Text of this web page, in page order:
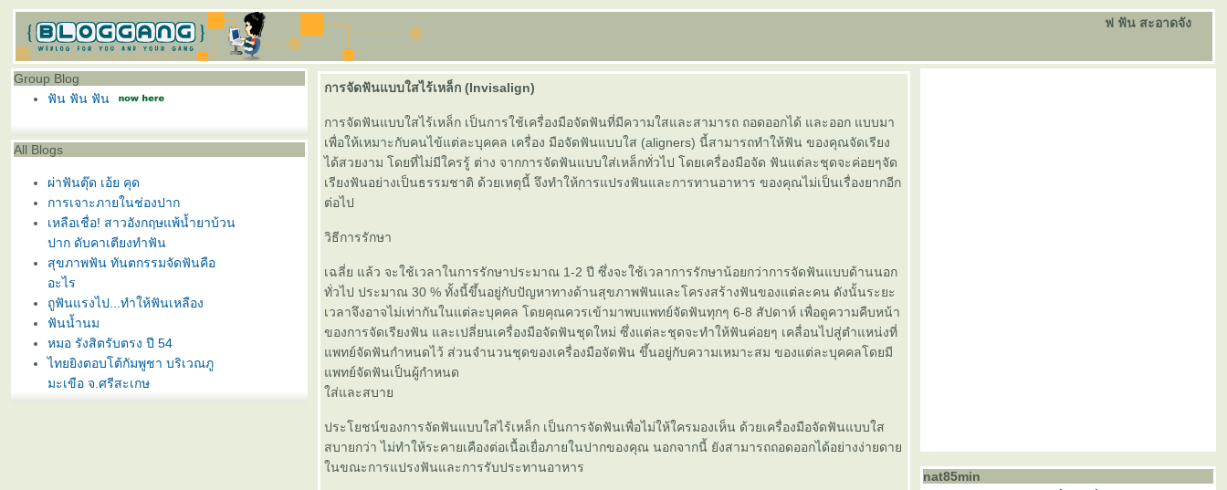
ฟ ฟัน สะอาดจัง
Group Blog
ฟัน ฟัน ฟัน
All Blogs
ผ่าฟันตุ๊ด เอ้ย คุด
การเจาะภายในช่องปาก
เหลือเชื่อ! สาวอังกฤษแพ้น้ำยาบ้วน
ปาก ดับคาเตียงทำฟัน
สุขภาพฟัน ทันตกรรมจัดฟันคือ
อะไร
ถูฟันแรงไป...ทำให้ฟันเหลือง
ฟันน้ำนม
หมอ รังสิตรับตรง ปี 54
ไทยยิงตอบโต้กัมพูชา บริเวณภู
มะเขือ จ.ศรีสะเกษ
การจัดฟันแบบใสไร้เหล็ก (Invisalign)
การจัดฟันแบบใสไร้เหล็ก เป็นการใช้เครื่องมือจัดฟันที่มีความใสและสามารถ ถอดออกได้ และออก แบบมา
เพื่อให้เหมาะกับคนไข้แต่ละบุคคล เครื่อง มือจัดฟันแบบใส (aligners) นี้สามารถทำให้ฟัน ของคุณจัดเรียง
ได้สวยงาม โดยที่ไม่มีใครรู้ ต่าง จากการจัดฟันแบบใส่เหล็กทั่วไป โดยเครื่องมือจัด ฟันแต่ละชุดจะค่อยๆจัด
เรียงฟันอย่างเป็นธรรมชาติ ด้วยเหตุนี้ จึงทำให้การแปรงฟันและการทานอาหาร ของคุณไม่เป็นเรื่องยากอีก
ต่อไป
วิธีการรักษา
เฉลี่ย แล้ว จะใช้เวลาในการรักษาประมาณ 1-2 ปี ซึ่งจะใช้เวลาการรักษาน้อยกว่าการจัดฟันแบบด้านนอก
ทั่วไป ประมาณ 30 % ทั้งนี้ขึ้นอยู่กับปัญหาทางด้านสุขภาพฟันและโครงสร้างฟันของแต่ละคน ดังนั้นระยะ
เวลาจึงอาจไม่เท่ากันในแต่ละบุคคล โดยคุณควรเข้ามาพบแพทย์จัดฟันทุกๆ 6-8 สัปดาห์ เพื่อดูความคืบหน้า
ของการจัดเรียงฟัน และเปลี่ยนเครื่องมือจัดฟันชุดใหม่ ซึ่งแต่ละชุดจะทำให้ฟันค่อยๆ เคลื่อนไปสู่ตำแหน่งที่
พทย์จัดฟันกำหนดไว้ ส่วนจำนวนชุดของเครื่องมือจัดฟัน ขึ้นอยู่กับความเหมาะสม ของแต่ละบุคคลโดยมี
พทย์จัดฟันเป็นผู้กำหนด
ส่และสบา
ประโยชน์ของการจัดฟันแบบใสไร้เหล็ก เป็นการจัดฟันเพื่อไม่ให้ใครมองเห็น ด้วยเครื่องมือจัดฟันแบบใส
สบายกว่า ไม่ทำให้ระคายเคืองต่อเนื้อเยื่อภายในปากของคุณ นอกจากนี้ ยังสามารถถอดออกได้อย่างง่ายดา
นขณะการแปรงฟันและการรับประทานอาหาร
nat85min